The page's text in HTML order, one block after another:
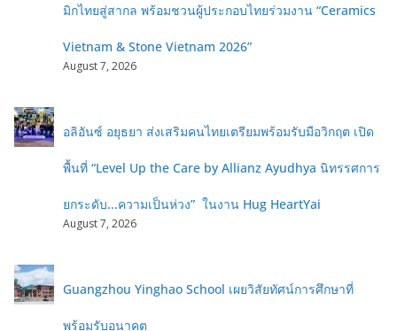
มิกไทยสู่สากล พร้อมชวนผู้ประกอบไทยร่วมงาน “Ceramics
Vietnam & Stone Vietnam 2026”
August 7, 2026
อลิอันซ์ อยุธยา ส่งเสริมคนไทยเตรียมพร้อมรับมือวิกฤต เปิด
พื้นที่ “Level Up the Care by Allianz Ayudhya นิทรรศการ
ยกระดับ...ความเป็นห่วง” ในงาน Hug HeartYai
August 7, 2026
Guangzhou Yinghao School เผยวิสัยทัศน์การศึกษาที่
พร้อมรับอนาคต